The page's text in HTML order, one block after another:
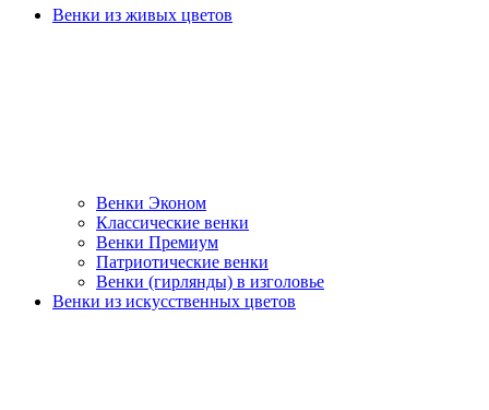
Венки из живых цветов
Венки Эконом
Классические венки
Венки Премиум
Патриотические венки
Венки (гирлянды) в изголовье
Венки из искусственных цветов